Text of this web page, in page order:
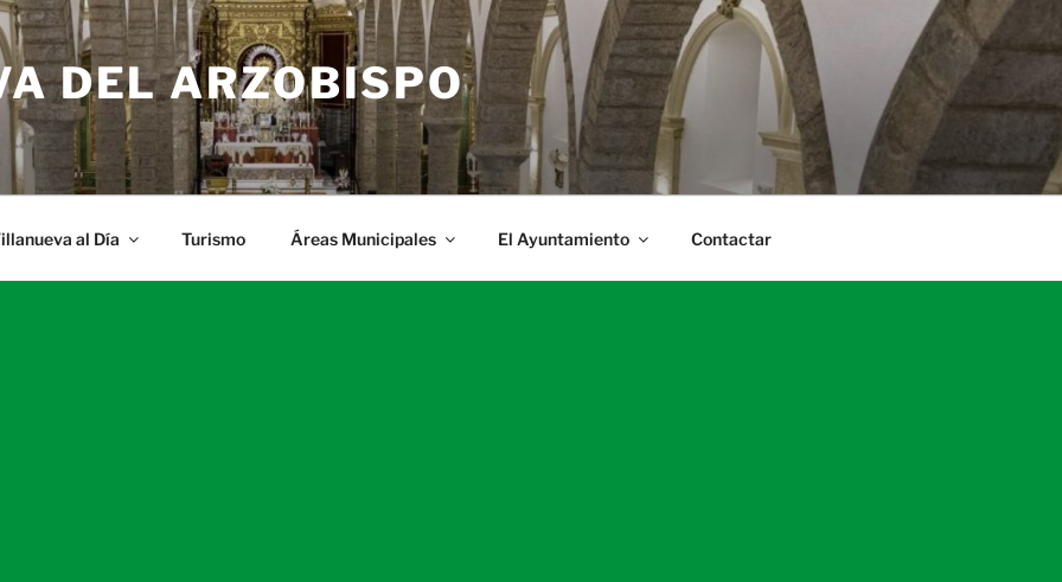
DEL ARZOBISPO
al Día Turismo Áreas Municipales El Ayuntamiento Contactar